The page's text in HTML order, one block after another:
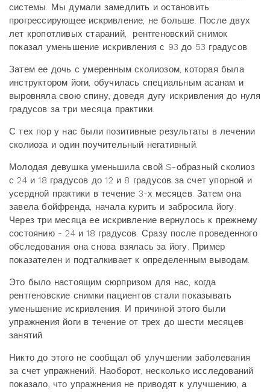
системы. Мы думали замедлить и остановить
прогрессирующее искривление, не больше. После двух
лет кропотливых стараний, рентгеновский снимок
показал уменьшение искривления с 93 до 53 градусов.
Затем ее дочь с умеренным сколиозом, которая была
инструктором йоги, обучилась специальным асанам и
выровняла свою спину, доведя дугу искривления до нуля
градусов за три месяца практики.
С тех пор у нас были позитивные результаты в лечении
сколиоза и один поучительный негативный.
Молодая девушка уменьшила свой S-образный сколиоз
с 24 и 18 градусов до 12 и 8 градусов за счет упорной и
усердной практики в течение 3-х месяцев. Затем она
завела бойфренда, начала курить и забросила йогу.
Через три месяца ее искривление вернулось к прежнему
состоянию - 24 и 18 градусов. Сразу после проведенного
обследования она снова взялась за йогу. Пример
показателен и подталкивает к определенным выводам.
Это было настоящим сюрпризом для нас, когда
рентгеновские снимки пациентов стали показывать
уменьшение искривления. И причиной этого были
упражнения йоги в течение от трех до шести месяцев
занятий.
Никто до этого не сообщал об улучшении заболевания
за счет упражнений. Наоборот, несколько исследований
показало, что упражнения не приводят к улучшению, а